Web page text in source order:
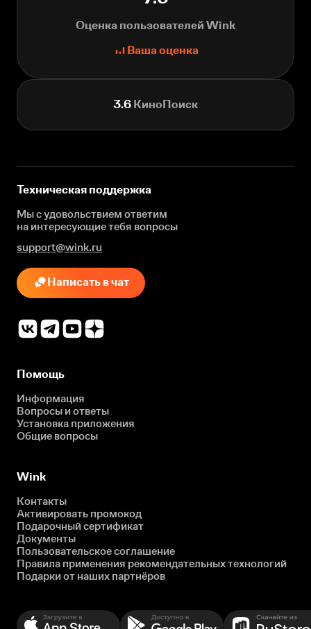
Оценка пользователей Wink
Ваша оценка
3.6 КиноПоиск
Техническая поддержка
Мы с удовольствием ответим
на интересующиетебя вопросы
support@wink.ru
Написать в чат
Помощь
Информация
Вопросы и ответы
Установка приложения
Общие вопросы
Wink
Контакты
Активировать промокод
Подарочный сертификат
Документы
Пользовательское соглашение
Правила применения рекомендательных технологий
Подарки от наших партнёров